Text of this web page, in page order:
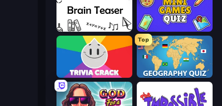
Brain Teaser Mini Games Quiz
Trivia Crack
Top
Geography Quiz: Flags and Capitals